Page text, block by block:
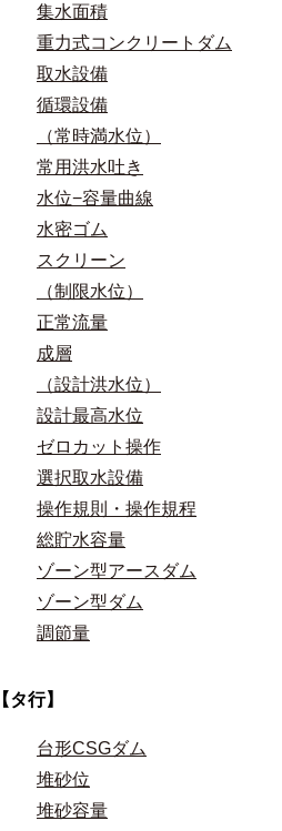
集水面積
重力式コンクリートダム
取水設備
循環設備
（常時満水位）
常用洪水吐き
水位−容量曲線
水密ゴム
スクリーン
（制限水位）
正常流量
成層
（設計洪水位）
設計最高水位
ゼロカット操作
選択取水設備
操作規則・操作規程
総貯水容量
ゾーン型アースダム
ゾーン型ダム
調節量
【タ行】
台形CSGダム
堆砂位
堆砂容量